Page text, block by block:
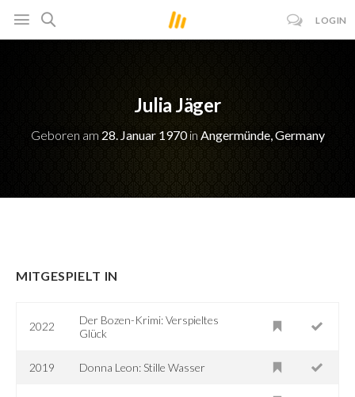
LOGIN
Julia Jäger
Geboren am 28. Januar 1970in Angermünde, Germany
MITGESPIELT IN
2022
Der Bozen-Krimi: Verspieltes
Glück
2019 Donna Leon: Stille Wasser